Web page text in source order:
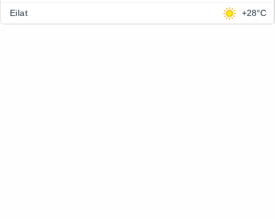
Eilat +28°C